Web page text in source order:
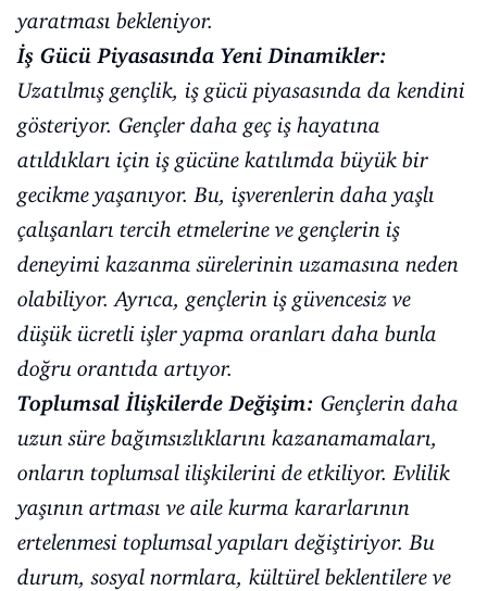
yaratması bekleniyor.
İş Gücü Piyasasında Yeni Dinamikler:
Uzatılmış gençlik, iş gücü piyasasında da kendini
gösteriyor. Gençler daha geç iş hayatına
atıldıkları için iş gücüne katılımda büyük bir
gecikme yaşanıyor. Bu, işverenlerin daha yaşlı
çalışanları tercih etmelerine ve gençlerin iş
deneyimi kazanma sürelerinin uzamasına neden
olabiliyor. Ayrıca, gençlerin iş güvencesiz ve
düşük ücretli işler yapma oranları daha bunla
doğru orantıda artıyor.
Toplumsal İlişkilerde Değişim: Gençlerin daha
uzun süre bağımsızlıklarını kazanamamaları,
onların toplumsal ilişkilerini de etkiliyor. Evlilik
yaşının artması ve aile kurma kararlarının
ertelenmesi toplumsal yapıları değiştiriyor. Bu
durum, sosyal normlara, kültürel beklentilere ve